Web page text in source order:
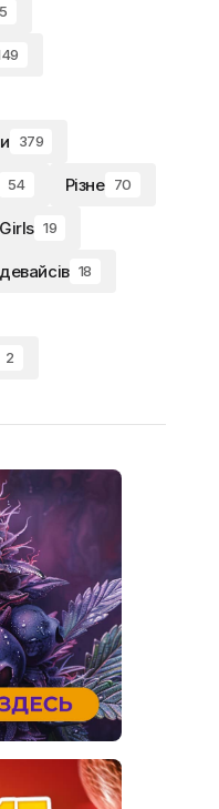
379
54 Різне 70
19
18
2